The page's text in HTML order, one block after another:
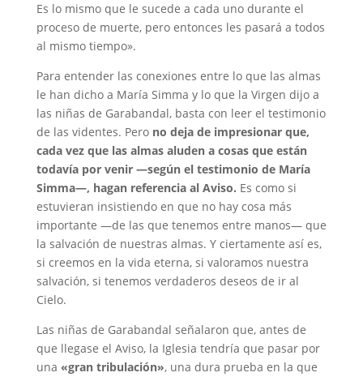
Es lo mismo que le sucede a cada uno durante el
proceso de muerte, pero entonces les pasará a todos
al mismo tiempo».
Para entender las conexiones entre lo que las almas
le han dicho a María Simma y lo que la Virgen dijo a
las niñas de Garabandal, basta con leer el testimonio
de las videntes. Pero no deja de impresionar que,
cada vez que las almas aluden a cosas que están
todavía por venir —según el testimonio de María
Simma—, hagan referencia al Aviso. Es como si
estuvieran insistiendo en que no hay cosa más
importante —de las que tenemos entre manos— que
la salvación de nuestras almas. Y ciertamente así es,
si creemos en la vida eterna, si valoramos nuestra
salvación, si tenemos verdaderos deseos de ir al
Cielo.
Las niñas de Garabandal señalaron que, antes de
que llegase el Aviso, la Iglesia tendría que pasar por
una «gran tribulación», una dura prueba en la que